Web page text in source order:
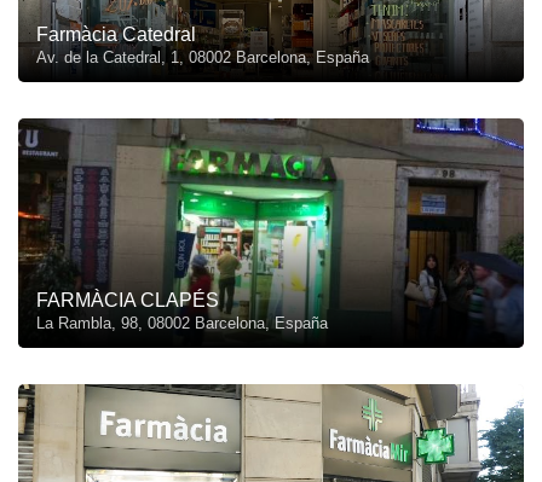
Farmàcia Catedral
Av. de la Catedral, 1, 08002 Barcelona, España
FARMÀCIA CLAPÉS
La Rambla, 98, 08002 Barcelona, España